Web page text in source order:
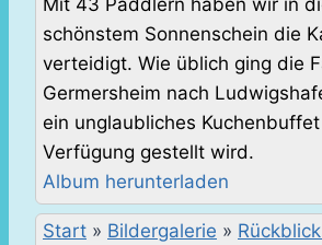
Mit 43 Paddlern haben wir in
schönstem Sonnenschein die
verteidigt. Wie üblich ging die
Germersheim nach
ein unglaubliches
Verfügung gestellt wird.
Album herunterladen
Start » Bildergalerie »